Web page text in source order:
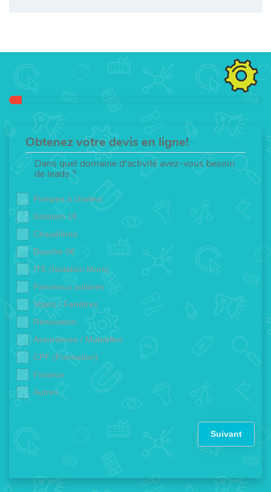
Obtenez votre devis en ligne!
Dans quel domaine d'activité avez-vous besoin
de leads ?
Pompes à chaleur
Isolation 1€
Chaudières
Douche 0€
ITE (Isolation Murs)
Panneaux solaires
Volets / Fenêtres
Rénovation
Assurances / Mutuelles
CPF (Formation)
Finance
Autres
Suivant